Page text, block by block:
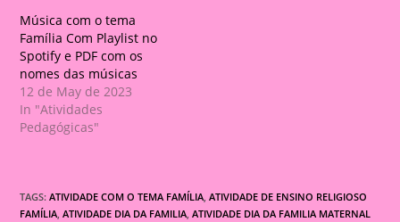
Música com o tema
Família Com Playlist no
Spotify e PDF com os
nomes das músicas
12 de May de 2023
In "Atividades
Pedagógicas"
TAGS:ATIVIDADE COM O TEMA FAMÍLIA, ATIVIDADE DE ENSINO RELIGIOSO
FAMÍLIA, ATIVIDADE DIA DA FAMILIA, ATIVIDADE DIA DA FAMILIA MATERNAL